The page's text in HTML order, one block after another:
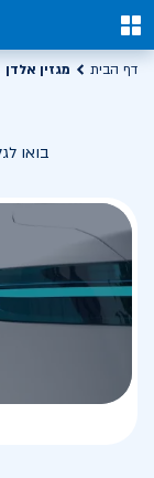
0
דף הבית מגזין אלדן
בואו